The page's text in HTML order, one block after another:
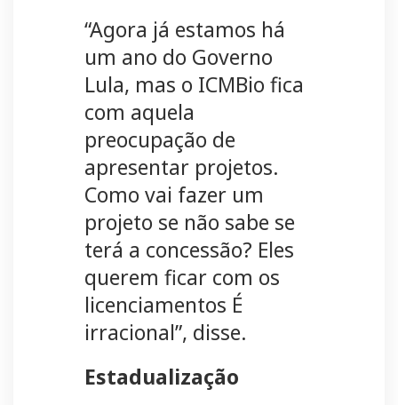
“Agora já estamos há
um ano do Governo
Lula, mas o ICMBio fica
com aquela
preocupação de
apresentar projetos.
Como vai fazer um
projeto se não sabe se
terá a concessão? Eles
querem ficar com os
licenciamentos É
irracional”, disse.
Estadualização